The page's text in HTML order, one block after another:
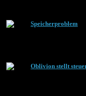
Speicherproblem
Oblivion stellt